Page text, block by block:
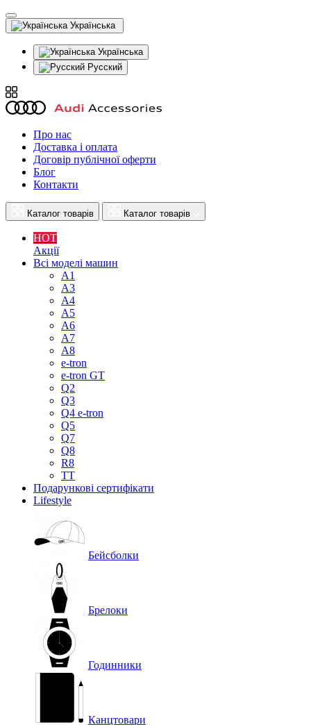
Українська
Українська
Русский
Про нас
Доставка і оплата
Договір публічної оферти
Блог
Контакти
Каталог товарів Каталог товарів
HOT
Акції
Всі моделі машин
A1
A3
A4
A5
A6
A7
A8
e-tron
e-tron GT
Q2
Q3
Q4 e-tron
Q5
Q7
Q8
R8
TT
Подарункові сертифікати
Lifestyle
Бейсболки
Брелоки
Годинники
Канцтовари